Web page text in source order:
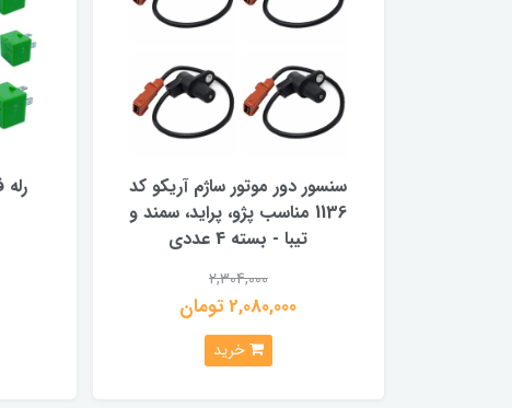
سنسور دور موتور ساژم آریکو کد
1136 مناسب پژو، پراید، سمند و
تیبا - بسته 4 عددی
2,304,000
2,080,000 تومان
خرید